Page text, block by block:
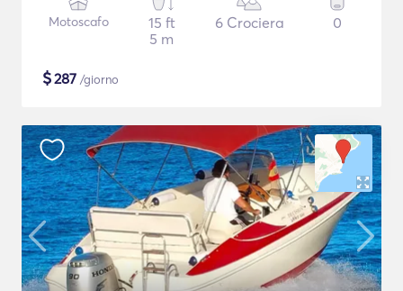
Motoscafo
15 ft
5 m
6 Crociera 0
$287 /giorno